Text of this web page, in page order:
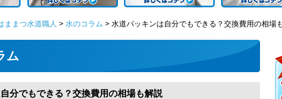
ままつ水道職人 > 水のコラム > 水道パッキンは自分でもできる？交換費用の相場
ム
分でもできる？交換費用の相場も解説